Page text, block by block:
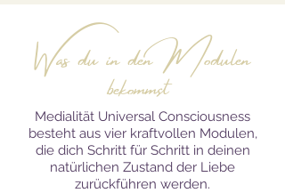
Was du in den Modulen
bekommst
Medialität Universal Consciousness
besteht aus vier kraftvollen Modulen,
die dich Schritt für Schritt in deinen
natürlichen Zustand der Liebe
zurückführen werden.